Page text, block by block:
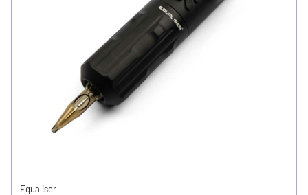
Equaliser